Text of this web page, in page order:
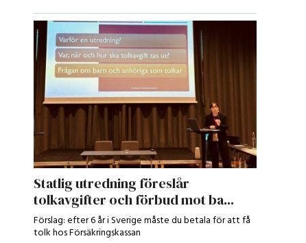
Statlig utredning föreslår
tolkavgifter och förbud mot ba...
Förslag: efter 6 år i Sverige måste du betala för att få
tolk hos Försäkringskassan